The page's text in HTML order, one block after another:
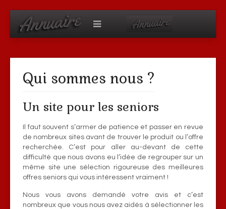
Qui sommes nous ?
Un site pour les seniors
Il faut souvent s’armer de patience et passer en revue
de nombreux sites avant de trouver le produit ou l’offre
recherchée. C’est pour aller au-devant de cette
difficulté que nous avons eu l’idée de regrouper sur un
même site une sélection rigoureuse des meilleures
offres seniors qui vous intéressent vraiment !
Nous vous avons demandé votre avis et c’est
nombreux que vous nous avez aidés à sélectionner les